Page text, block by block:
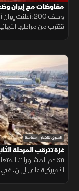
مفاوضات مع إيران
وصف 200:
تقترب من مراحلها
الشرق للأخبار سياسة
غزة تترقب المرحلة
تتقدم المشاورات
الأميركية على إيران،